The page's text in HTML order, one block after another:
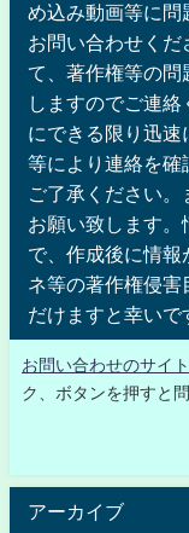
め込み動画等に問
お問い合わせくだ
て、著作権等の問
しますのでご連
にできる限り迅速
等により連絡を確
ご了承ください
お願い致します
で、作成後に情報
ネ等の著作権侵害
だけますと幸いで
お問い合わせのサイ
ク、ボタンを押すと
アーカイブ